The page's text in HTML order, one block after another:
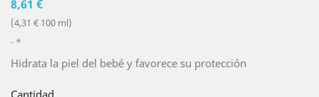
8,61 €
(4,31 € 100 ml)
*
Hidrata la piel del bebé y favorece su protección
Cantidad